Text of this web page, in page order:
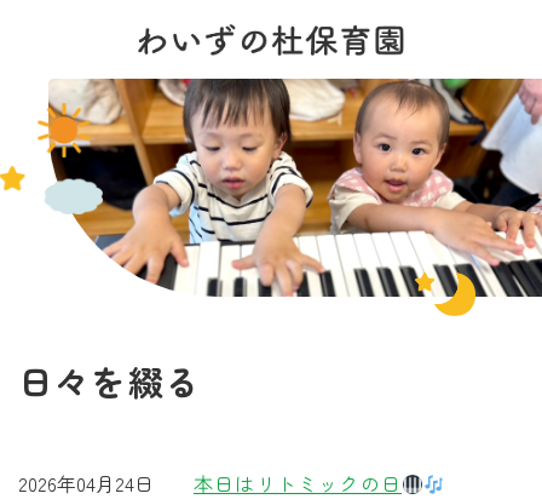
日々を綴る
本日はリトミックの日
2026年04月24日